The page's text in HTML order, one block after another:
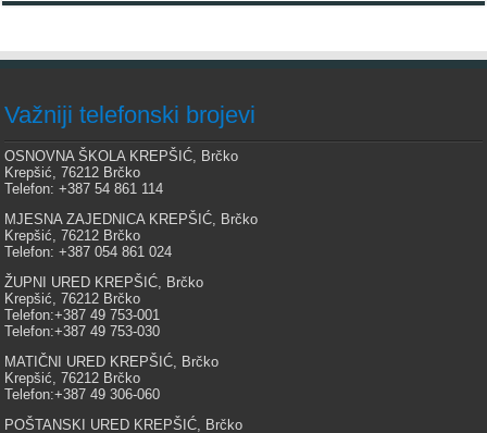
Važniji telefonski brojevi
OSNOVNA ŠKOLA KREPŠIĆ, Brčko
Krepšić, 76212 Brčko
Telefon: +387 54 861 114
MJESNA ZAJEDNICA KREPŠIĆ, Brčko
Krepšić, 76212 Brčko
Telefon: +387 054 861 024
ŽUPNI URED KREPŠIĆ, Brčko
Krepšić, 76212 Brčko
Telefon:+387 49 753-001
Telefon:+387 49 753-030
MATIČNI URED KREPŠIĆ, Brčko
Krepšić, 76212 Brčko
Telefon:+387 49 306-060
POŠTANSKI URED KREPŠIĆ, Brčko